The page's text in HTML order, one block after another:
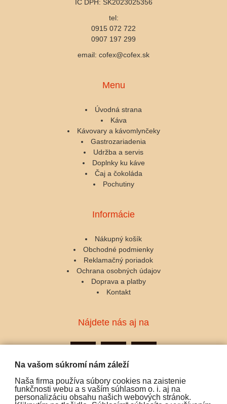
Na vašom súkromí nám záleží
Naša firma používa súbory cookies na zaistenie
funkčnosti webu a s vaším súhlasom o. i. aj na
personalizáciu obsahu našich webových stránok.
IČ DPH: SK2023025356
tel:
0915 072 722
0907 197 299
email: cofex@cofex.sk
Menu
Úvodná strana
Káva
Kávovary a kávomlynčeky
Gastrozariadenia
Udržba a servis
Doplnky ku káve
Čaj a čokoláda
Pochutiny
Informácie
Nákupný košík
Obchodné podmienky
Reklamačný poriadok
Ochrana osobných údajov
Doprava a platby
Kontakt
Nájdete nás aj na
Podporujeme platby: